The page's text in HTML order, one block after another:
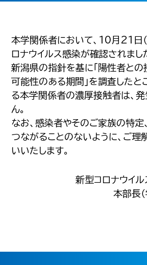
本学関係者において、10月21日
ロナウイルス感染が確認されまし
新潟県の指針を基に「陽性者との
可能性のある期間」を調査したと
る本学関係者の濃厚接触者は、発
ん。
なお、感染者やそのご家族の特定
つながることのないように、ご理
いいたします。
新型コロナウイ
本部長